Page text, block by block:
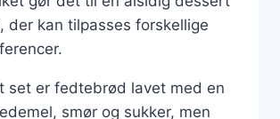
der kan tilpasses forskellige
set er fedtebrød lavet med en
smør og sukker, men